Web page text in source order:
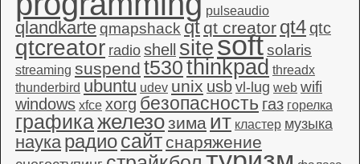
pulseaudio
qlandkarteqmapshack qt qt creator qt4qtc
qtcreator radio shell sitesoftsolaris
streaming suspend t530thinkpad threadx
thunderbird ubuntu udev unix usb vl-lug web wifi
windows xfce xorg безопасность газ горелка
графикажелезозима ит кластер музыка
наука радиосайт снаряжение